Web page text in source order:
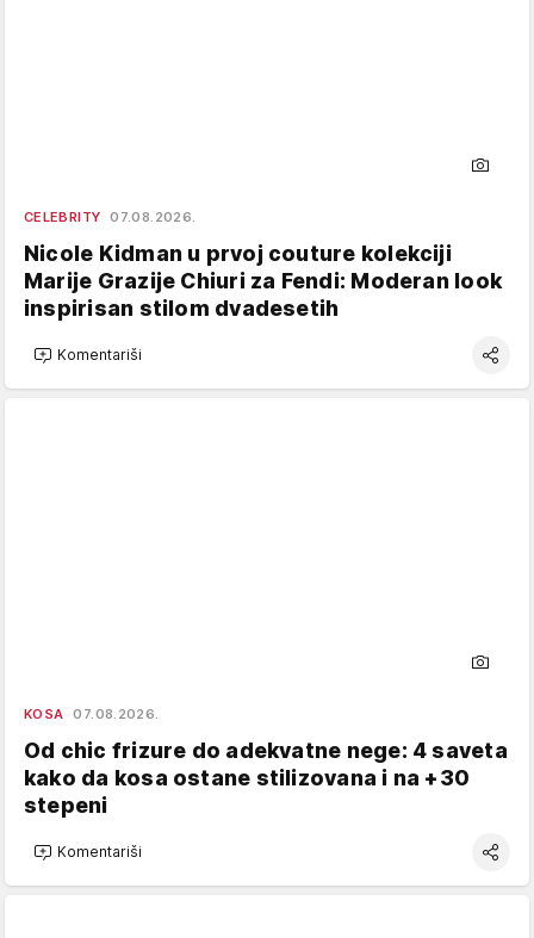
CELEBRITY 07.08.2026.
Nicole Kidman u prvoj couture kolekciji
Marije Grazije Chiuri za Fendi: Moderan look
inspirisan stilom dvadesetih
Komentariši
KOSA 07.08.2026.
Od chic frizure do adekvatne nege: 4 saveta
kako da kosa ostane stilizovana i na +30
stepeni
Komentariši